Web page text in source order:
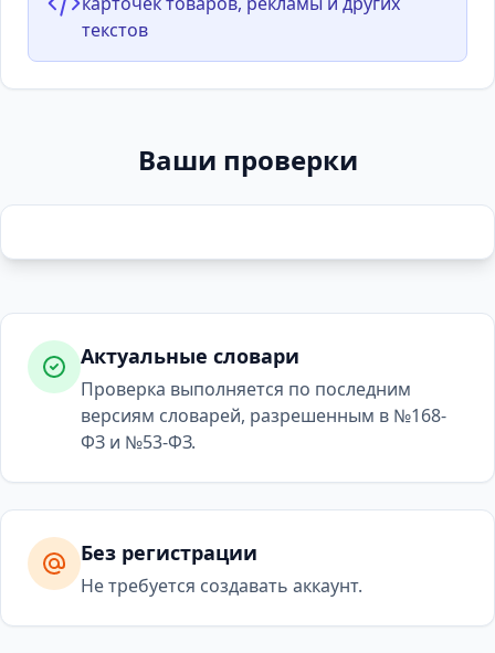
текстов
Ваши проверки
Актуальные словари
Проверка выполняется по последним
версиям словарей, разрешенным в №168-
ФЗ и №53-ФЗ.
Без регистрации
Не требуется создавать аккаунт.